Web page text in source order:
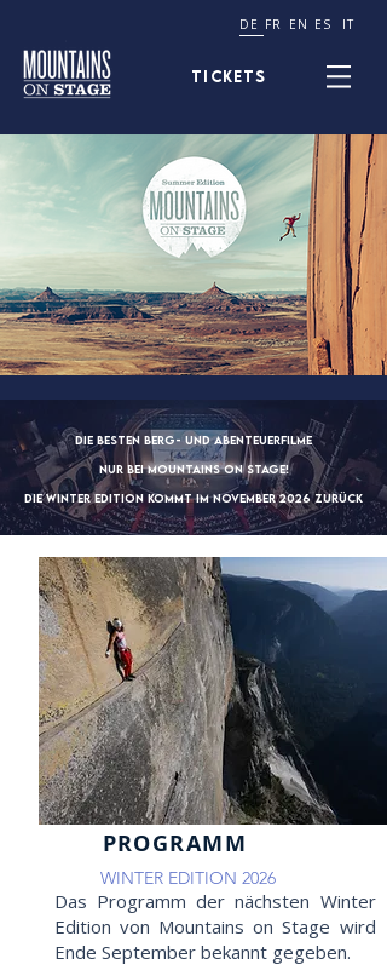
DE FR EN ES IT
TICKETS
Die besten Berg- und Abenteuerfilme
nur beiMountains on Stage!
die WINTER edition kommt IM NOVEMBER 2026 ZURÜCK
PROGRAMM
WINTER EDITION 2026
Das Programm der nächsten Winter
Edition von Mountains on Stage wird
Ende September bekannt gegeben.